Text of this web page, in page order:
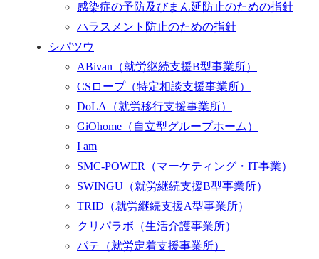
感染症の予防及びまん延防止のための指針
ハラスメント防止のための指針
シパツウ
ABivan （就労継続支援B型事業所）
CSロープ （特定相談支援事業所）
DoLA （就労移行支援事業所）
GiOhome （自立型グループホーム）
I am
SMC-POWER （マーケティング・IT事業）
SWINGU （就労継続支援B型事業所）
TRID （就労継続支援A型事業所）
クリパラボ （生活介護事業所）
パテ （就労定着支援事業所）